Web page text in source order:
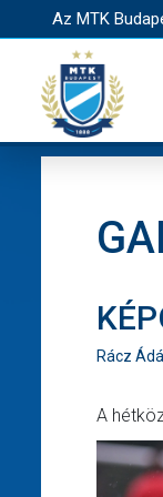
Az MTK
Rácz
A